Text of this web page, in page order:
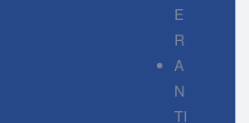
E
R
A
N
TI